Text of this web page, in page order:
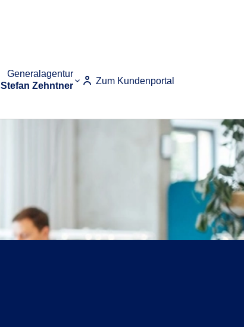
Generalagentur
Stefan Zehntner
Zum Kundenportal